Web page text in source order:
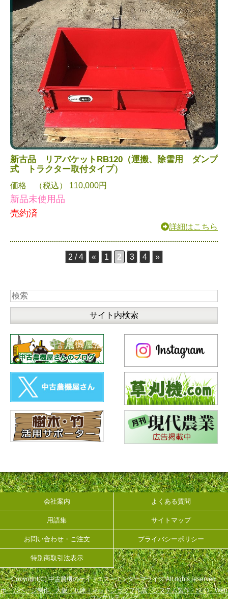
新古品 リアバケットRB120（運搬、除雪用 ダンプ
式 トラクター取付タイプ）
価格 （税込） 110,000円
新品未使用品
売約済
詳細はこちら
2 / 4 « 1 2 3 4 »
会社案内 よくある質問
用語集 サイトマップ
お問い合わせ・ご注文 プライバシーポリシー
特別商取引法表示
Copyright(C) 中古農機のケイ・エス・エンタープライズ All rights reserved.
ホームページ制作 大阪・兵庫｜ネットショップ作成・システム製作・SEO・Web
コンサルティング